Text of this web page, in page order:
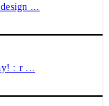
...
: r ...